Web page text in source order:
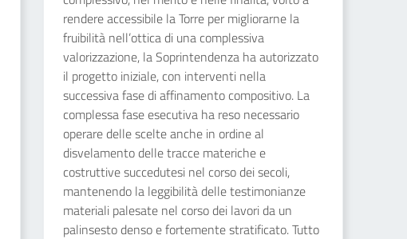
rendere accessibile la Torre per migliorarne la
fruibilità nell’ottica di una complessiva
valorizzazione, la Soprintendenza ha autorizzato
il progetto iniziale, con interventi nella
successiva fase di affinamento compositivo. La
complessa fase esecutiva ha reso necessario
operare delle scelte anche in ordine al
disvelamento delle tracce materiche e
costruttive succedutesi nel corso dei secoli,
mantenendo la leggibilità delle testimonianze
materiali palesate nel corso dei lavori da un
palinsesto denso e fortemente stratificato. Tutto